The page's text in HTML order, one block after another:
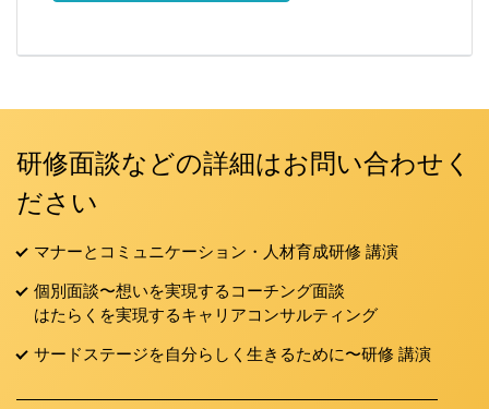
研修面談などの詳細はお問い合わせく
ださい
マナーとコミュニケーション・人材育成研修 講演
個別面談〜想いを実現するコーチング面談
はたらくを実現するキャリアコンサルティング
サードステージを自分らしく生きるために〜研修 講演